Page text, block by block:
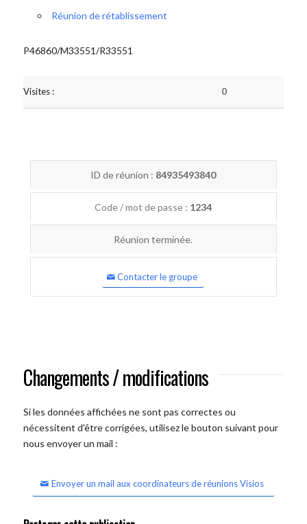
Réunion de rétablissement
P46860/M33551/R33551
Visites : 0
ID de réunion : 84935493840
Code / mot de passe : 1234
Réunion terminée.
Contacter le groupe
Changements / modifications
Si les données affichées ne sont pas correctes ou
nécessitent d'être corrigées, utilisez le bouton suivant pour
nous envoyer un mail :
Envoyer un mail aux coordinateurs de réunions Visios